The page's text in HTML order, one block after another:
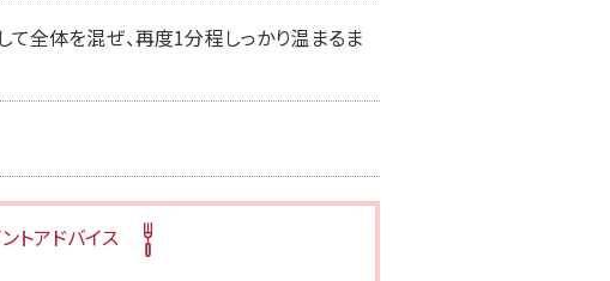
全体を混ぜ、再度1分程しっかり温まるま
トアドバイス